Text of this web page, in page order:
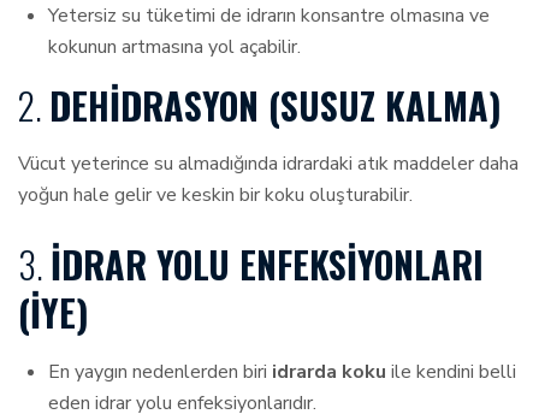
Yetersiz su tüketimi de idrarın konsantre olmasına ve
kokunun artmasına yol açabilir.
2. DEHIDRASYON (SUSUZ KALMA)
Vücut yeterince su almadığında idrardaki atık maddeler daha
yoğun hale gelir ve keskin bir koku oluşturabilir.
3.İDRAR YOLU ENFEKSIYONLARI
(İYE)
En yaygın nedenlerden biri idrarda koku ile kendini belli
eden idrar yolu enfeksiyonlarıdır.